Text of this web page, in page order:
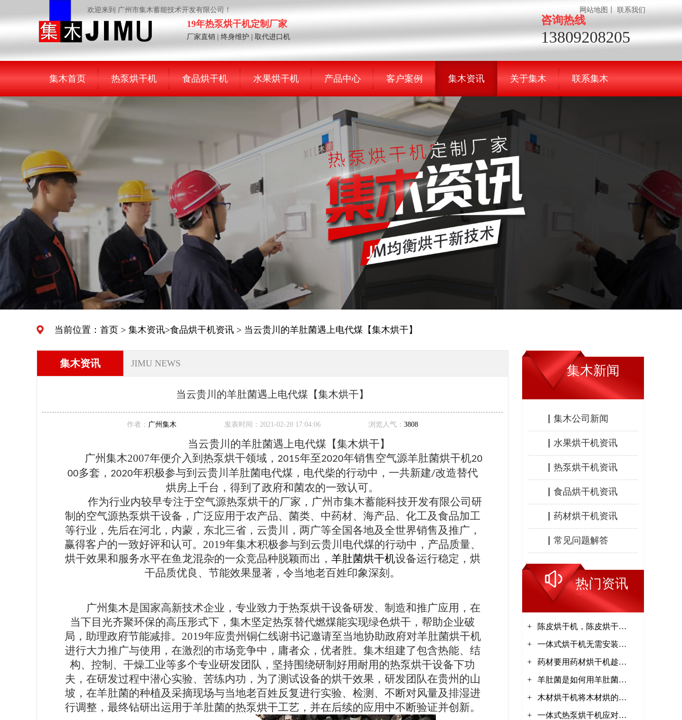
欢迎来到 广州市集木蓄能技术开发有限公司！ 网站地图 联系我们
19年热泵烘干机定制厂家
厂家直销 | 终身维护 | 取代进口机
咨询热线
13809208205
集木首页 热泵烘干机 食品烘干机 水果烘干机 产品中心 客户案例 集木资讯 关于集木 联系集木
当前位置： 首页 > 集木资讯>食品烘干机资讯 > 当云贵川的羊肚菌遇上电代煤【集木烘干】
集木资讯 JIMU NEWS
当云贵川的羊肚菌遇上电代煤【集木烘干】
作者： 广州集木 发表时间： 2021-02-20 17:04:06 浏览人气： 3808
当云贵川的羊肚菌遇上电代煤【集木烘干】
广州集木2007年便介入到热泵烘干领域， 2015年至2020年销售空气源羊肚菌烘干机20
00多套， 2020年积极参与到云贵川羊肚菌电代煤，电代柴的行动中，一共新建/改造替代
烘房上千台，得到了政府和菌农的一致认可。
作为行业内较早专注于空气源热泵烘干的厂家，广州市集木蓄能科技开发有限公司研
制的空气源热泵烘干设备，广泛应用于农产品、菌类、中药材、海产品、化工及食品加工
等行业，先后在河北，内蒙，东北三省，云贵川，两广等全国各地及全世界销售及推广，
赢得客户的一致好评和认可。 2019年集木积极参与到云贵川电代煤的行动中，产品质量、
烘干效果和服务水平在鱼龙混杂的一众竞品种脱颖而出， 羊肚菌烘干机设备运行稳定，烘
干品质优良、节能效果显著，令当地老百姓印象深刻。
广州集木是国家高新技术企业，专业致力于热泵烘干设备研发、制造和推广应用，在
当下目光齐聚环保的高压形式下，集木坚定热泵替代燃煤能实现绿色烘干，帮助企业破
局，助理政府节能减排。 2019年应贵州铜仁线谢书记邀请至当地协助政府对羊肚菌烘干机
进行大力推广与使用，在激烈的市场竞争中，庸者众，优者胜。集木组建了包含热能、结
构、控制、干燥工业等多个专业研发团队，坚持围绕研制好用耐用的热泵烘干设备下功
夫，在研发过程中潜心实验、苦练内功，为了测试设备的烘干效果，研发团队在贵州的山
坡，在羊肚菌的种植及采摘现场与当地老百姓反复进行实验、检测、不断对风量及排湿进
行调整，最终钻研出运用于羊肚菌的热泵烘干工艺，并在后续的应用中不断验证并创新。
集木新闻
集木公司新闻
水果烘干机资讯
热泵烘干机资讯
食品烘干机资讯
药材烘干机资讯
常见问题解答
热门资讯
+ 陈皮烘干机，陈皮烘干工
艺【集木烘干】
+ 一体式烘干机无需安装接
电即可使用【集木烘干】
+ 药材要用药材烘干机趁鲜
加工【集木烘干】
+ 羊肚菌是如何用羊肚菌烘
干机干燥，干燥效果怎么
样【集木烘干】
+ 木材烘干机将木材烘的越
干越好吗？【集木烘干】
+ 一体式热泵烘干机应对极